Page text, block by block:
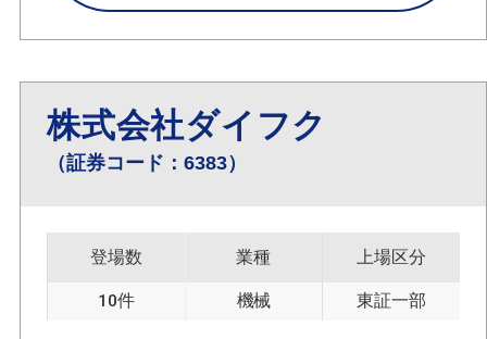
株式会社ダイフク
（証券コード：6383）
登場数
10件
業種
機械
上場区分
東証一部